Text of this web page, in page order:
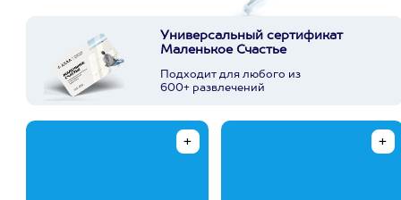
Универсальный сертификат
Маленькое Счастье
Подходит для любого из
600+ развлечений